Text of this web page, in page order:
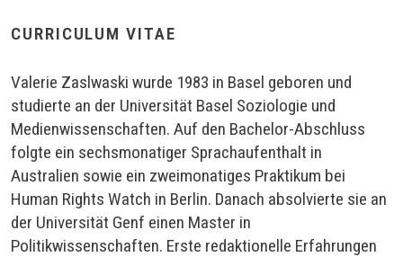
CURRICULUM VITAE
Valerie Zaslwaski wurde 1983 in Basel geboren und
studierte an der Universität Basel Soziologie und
Medienwissenschaften. Auf den Bachelor-Abschluss
folgte ein sechsmonatiger Sprachaufenthalt in
Australien sowie ein zweimonatiges Praktikum bei
Human Rights Watch in Berlin. Danach absolvierte sie an
der Universität Genf einen Master in
Politikwissenschaften. Erste redaktionelle Erfahrungen